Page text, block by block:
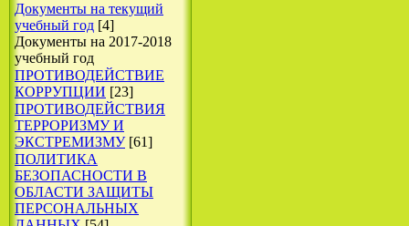
Документы на текущий
учебный год [4]
Документы на 2017-2018
учебный год
ПРОТИВОДЕЙСТВИЕ
КОРРУПЦИИ [23]
ПРОТИВОДЕЙСТВИЯ
ТЕРРОРИЗМУ И
ЭКСТРЕМИЗМУ [61]
ПОЛИТИКА
БЕЗОПАСНОСТИ В
ОБЛАСТИ ЗАЩИТЫ
ПЕРСОНАЛЬНЫХ